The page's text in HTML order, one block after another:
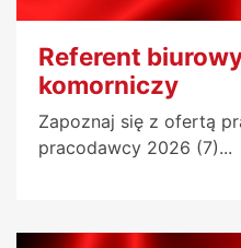
Referent
komorniczy
Zapoznaj się z ofertą
pracodawcy 2026 (7)...